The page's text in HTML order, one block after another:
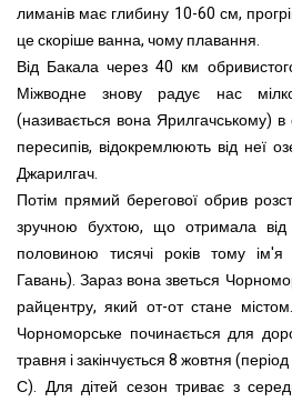
лиманів має глибину 10-60 см,
це скоріше ванна, чому плавання.
Від Бакала через 40 км
Міжводне знову радує нас
(називається вона Ярилгачському)
пересипів, відокремлюють від неї
Джарилгач.
Потім прямий берегової обрив
зручною бухтою, що отримала від
половиною тисячі років тому
Гавань). Зараз вона зветься
райцентру, який от-от стане
Чорноморське починається для
травня і закінчується 8 жовтня
С). Для дітей сезон триває з